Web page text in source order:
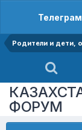
Родители и дети,
ФОРУМ